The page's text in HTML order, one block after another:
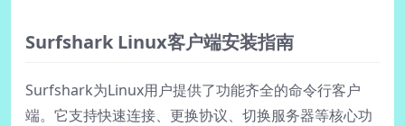
Surfshark Linux客户端安装指南
Surfshark为Linux用户提供了功能齐全的命令行客户
端。它支持快速连接、更换协议、切换服务器等核心功